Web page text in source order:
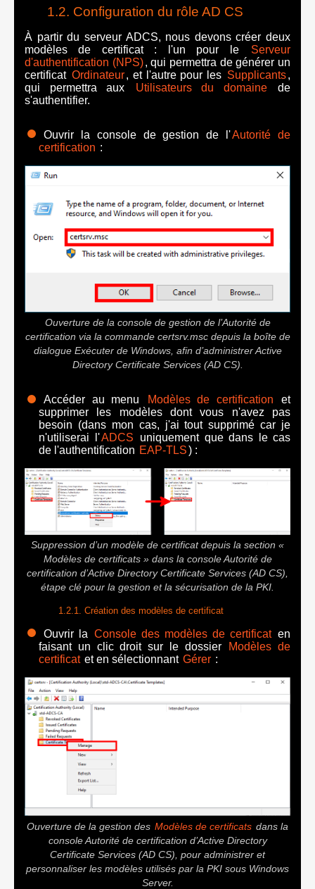
Configuration du rôle AD CS
À partir du serveur ADCS, nous devons créer deux
modèles de certificat : l'un pour le
Serveur
d'authentification (NPS), qui permettra de générer un
certificat Ordinateur, et l'autre pour les Supplicants,
qui permettra aux
Utilisateurs du domaine
de
s'authentifier.
Ouvrir la console de gestion de l'Autorité de
certification :
Ouverture de la console de gestion de l’Autorité de
certification via la commande certsrv.msc depuis la boîte de
dialogue Exécuter de Windows, afin d’administrer Active
Directory Certificate Services (AD CS).
Accéder au menu Modèles de certification
et
supprimer les modèles dont vous n'avez pas
besoin (dans mon cas, j'ai tout supprimé car je
n'utiliserai l'ADCS
uniquement que dans le cas
de l'authentification EAP-TLS ) :
Suppression d’un modèle de certificat depuis la section «
Modèles de certificats » dans la console Autorité de
certification d’Active Directory Certificate Services (AD CS),
étape clé pour la gestion et la sécurisation de la PKI.
Création des modèles de certificat
Ouvrir la Console des modèles de certificat en
faisant un clic droit sur le dossier
Modèles de
certificat et en sélectionnant Gérer :
Ouverture de la gestion des Modèles de certificats dans la
console Autorité de certification d’Active Directory
Certificate Services (AD CS), pour administrer et
personnaliser les modèles utilisés par la PKI sous Windows
Server.